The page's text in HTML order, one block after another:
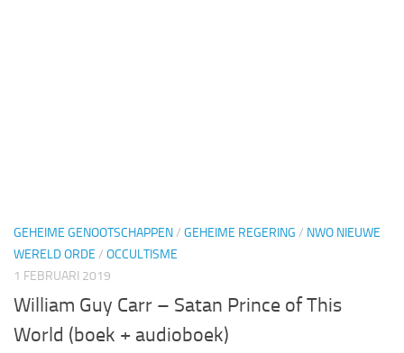
GEHEIME GENOOTSCHAPPEN/ GEHEIME REGERING / NWO NIEUWE
WERELD ORDE / OCCULTISME
1 FEBRUARI 2019
William Guy Carr – Satan Prince of This
World (boek + audioboek)